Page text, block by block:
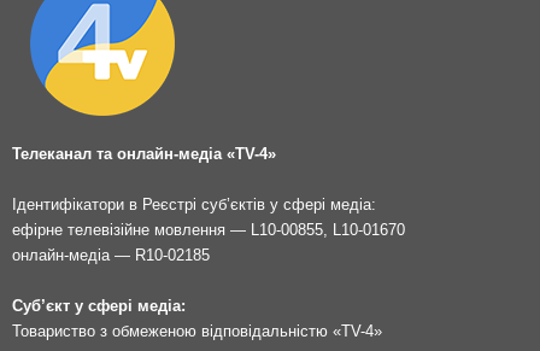
Телеканал та онлайн-медіа «TV-4»
Ідентифікатори в Реєстрі суб’єктів у сфері медіа:
ефірне телевізійне мовлення — L10-00855, L10-01670
онлайн-медіа — R10-02185
Суб’єкт у сфері медіа:
Товариство з обмеженою відповідальністю «TV-4»